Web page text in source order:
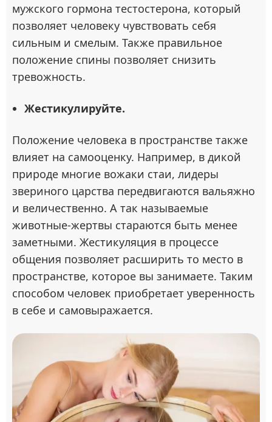
мужского гормона тестостерона, который
позволяет человеку чувствовать себя
сильным и смелым. Также правильное
положение спины позволяет снизить
тревожность.
Жестикулируйте.
Положение человека в пространстве также
влияет на самооценку. Например, в дикой
природе многие вожаки стаи, лидеры
звериного царства передвигаются вальяжно
и величественно. А так называемые
животные-жертвы стараются быть менее
заметными. Жестикуляция в процессе
общения позволяет расширить то место в
пространстве, которое вы занимаете. Таким
способом человек приобретает уверенность
в себе и самовыражается.